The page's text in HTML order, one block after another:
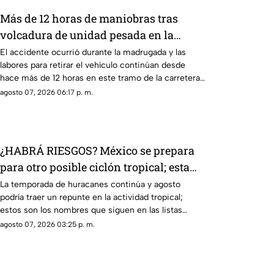
Más de 12 horas de maniobras tras
volcadura de unidad pesada en la
carretera 57
El accidente ocurrió durante la madrugada y las
labores para retirar el vehículo continúan desde
hace más de 12 horas en este tramo de la carretera
57.
agosto 07, 2026 06:17 p. m.
¿HABRÁ RIESGOS? México se prepara
para otro posible ciclón tropical; esta
sería la fecha
La temporada de huracanes continúa y agosto
podría traer un repunte en la actividad tropical;
estos son los nombres que siguen en las listas
oficiales.
agosto 07, 2026 03:25 p. m.